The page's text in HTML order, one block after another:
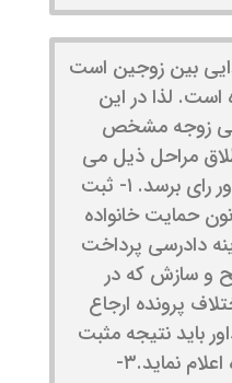
بین زوجین است
است. لذا در این
زوجه مشخص
مراحل ذیل می
بایست انجام گیرد تا بصدور رای برسد. ۱- ثبت
حمایت خانواده
دادرسی پرداخت
و سازش که در
پرونده ارجاع
باید نتیجه مثبت
یا منفی داوری را به دادگاه اعلام نماید.۳-